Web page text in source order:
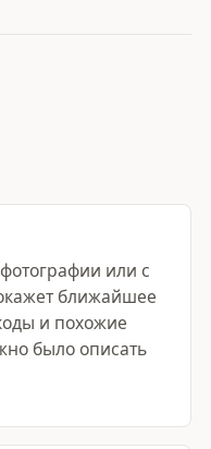
или с
ближайшее
и похожие
было описать